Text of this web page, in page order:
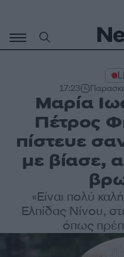
περιεχόμενο
17:23
Μαρία
Πέτρος
πίστευε
με βίασε,
«Είναι πολύ
Ελπίδας Νίνου,
όπως